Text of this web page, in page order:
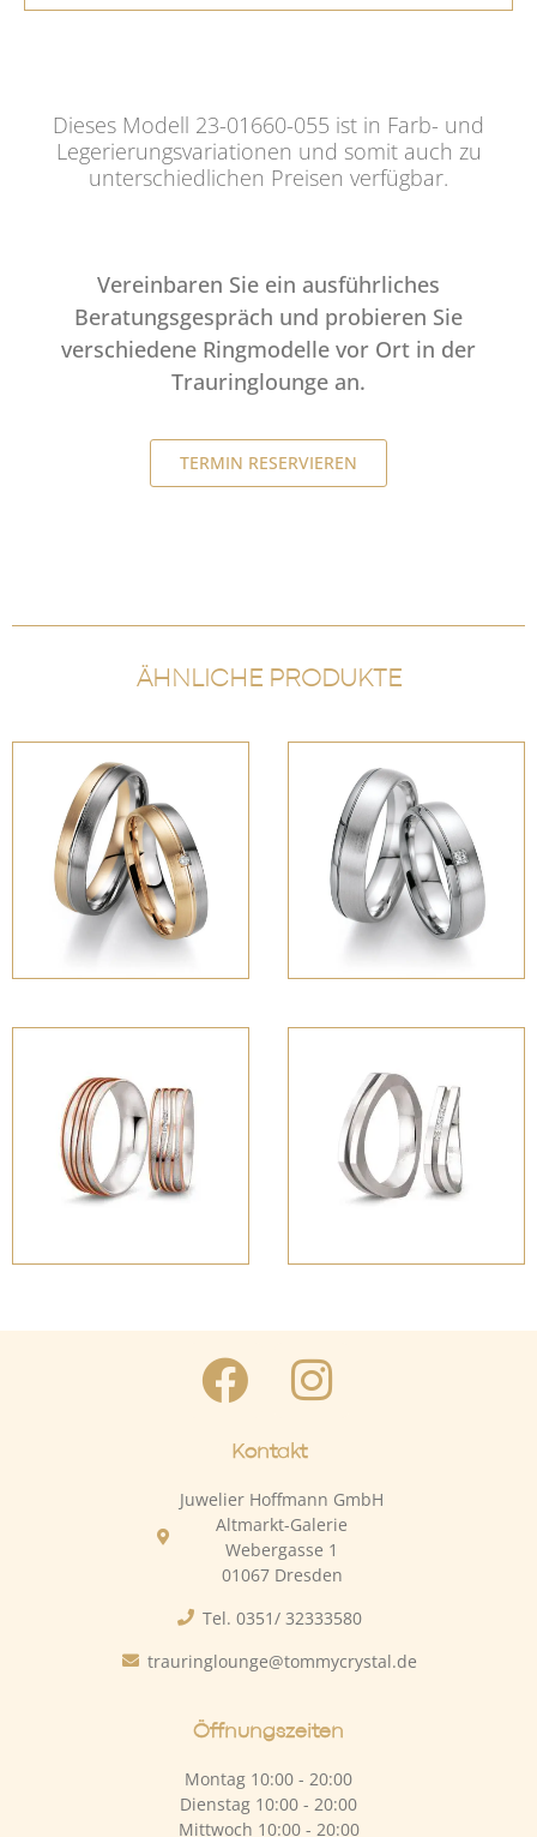
Dieses Modell 23-01660-055 ist in Farb- und
Legerierungsvariationen und somit auch zu
unterschiedlichen Preisen verfügbar.
Vereinbaren Sie ein ausführliches
Beratungsgespräch und probieren Sie
verschiedene Ringmodelle vor Ort in der
Trauringlounge an.
TERMIN RESERVIEREN
ÄHNLICHE PRODUKTE
Kontakt
Juwelier Hoffmann GmbH
Altmarkt-Galerie
Webergasse 1
01067 Dresden
Tel. 0351/ 32333580
trauringlounge@tommycrystal.de
Öffnungszeiten
Montag 10:00 - 20:00
Dienstag 10:00 - 20:00
Mittwoch 10:00 - 20:00